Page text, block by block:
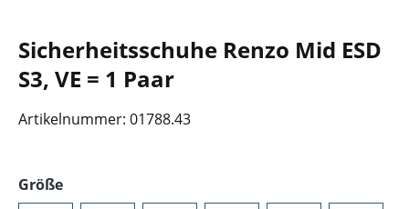
Sicherheitsschuhe Renzo Mid ESD
S3, VE = 1 Paar
Artikelnummer: 01788.43
Größeauswählen